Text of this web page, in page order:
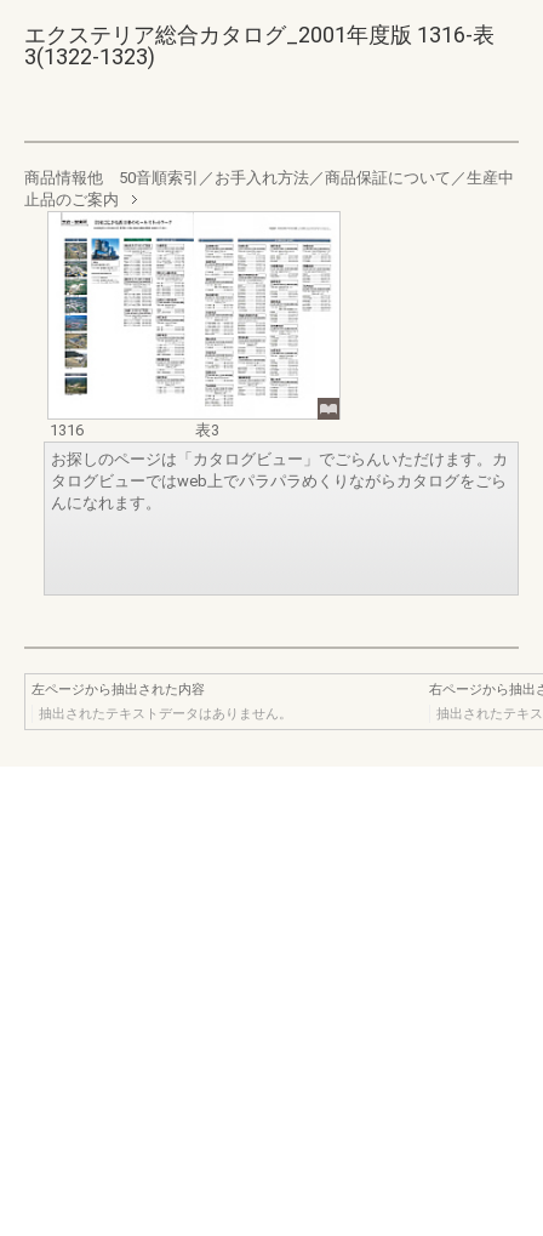
エクステリア総合カタログ_2001年度版 1316-表
3(1322-1323)
商品情報他 50音順索引／お手入れ方法／商品保証について／生産中
止品のご案内
1316
表3
お探しのページは「カタログビュー」でごらんいただけます。カ
タログビューではweb上でパラパラめくりながらカタログをごら
んになれます。
左ページから抽出された内容
抽出されたテキストデータはありません。
右ページから抽出
抽出されたテキ